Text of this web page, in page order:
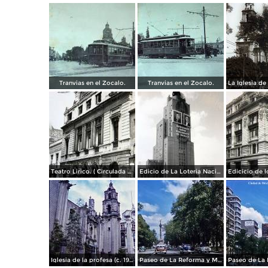
Tranvias en el Zocalo. Tranvias en el Zocalo.
Teatro Lirico. ( Circulada el 1 de Agosto de 1926 ). Edicio de La Loteria Nacional Ciudad de México Abril de 1964
Iglesia de la profesa (c. 1950) Paseo de La Reforma y Mto a La Independencia 1950 Paseo de La